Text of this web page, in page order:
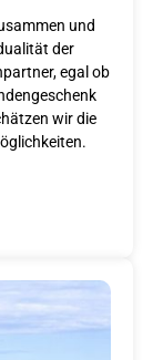
und
der
egal ob
wir die